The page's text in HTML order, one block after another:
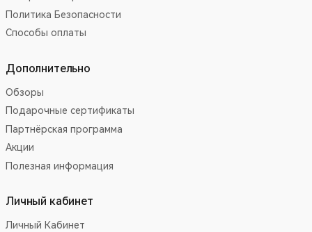
Политика Безопасности
Способы оплаты
Дополнительно
Обзоры
Подарочные сертификаты
Партнёрская программа
Акции
Полезная информация
Личный кабинет
Личный Кабинет